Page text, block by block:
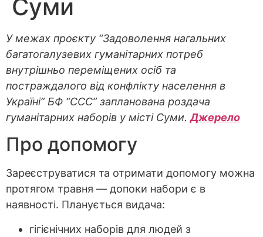
Суми
У межах проєкту “Задоволення нагальних
багатогалузевих гуманітарних потреб
внутрішньо переміщених осіб та
постраждалого від конфлікту населення в
Україні” БФ “ССС” запланована роздача
гуманітарних наборів у місті Суми.Джерело
Про допомогу
Зареєструватися та отримати допомогу можна
протягом травня — допоки набори є в
наявності. Планується видача:
гігієнічних наборів для людей з